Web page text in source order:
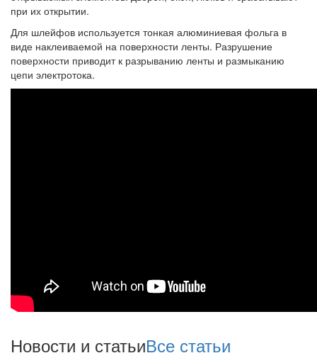
при их открытии.
Для шлейфов используется тонкая алюминиевая фольга в
виде наклеиваемой на поверхности ленты. Разрушение
поверхности приводит к разрыванию ленты и размыканию
цепи электротока.
Новости и статьиВсе статьи